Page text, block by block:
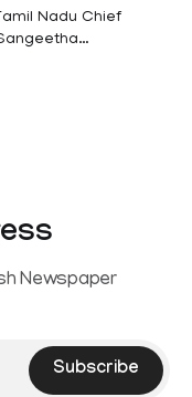
Nadu Chief
Sangeetha
Newspaper
Subscribe